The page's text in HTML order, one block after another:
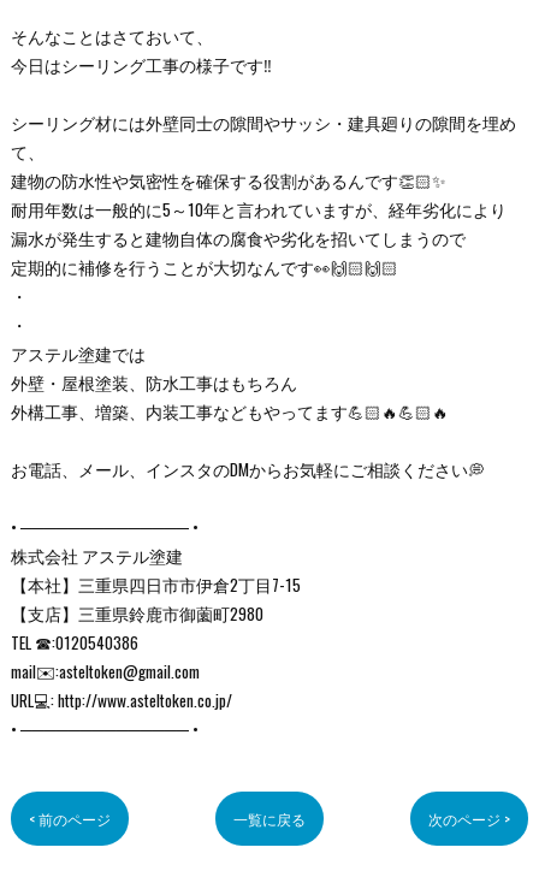
そんなことはさておいて、
今日はシーリング工事の様子です‼
シーリング材には外壁同士の隙間やサッシ・建具廻りの隙間を埋め
て、
建物の防水性や気密性を確保する役割があるんです👏🏻✨
耐用年数は一般的に5～10年と言われていますが、経年劣化により
漏水が発生すると建物自体の腐食や劣化を招いてしまうので
定期的に補修を行うことが大切なんです👀🙌🏻🙌🏻
・
・
アステル塗建では
外壁・屋根塗装、防水工事はもちろん
外構工事、増築、内装工事などもやってます💪🏻🔥💪🏻🔥
お電話、メール、インスタのDMからお気軽にご相談ください💭
• ────────────── •
株式会社 アステル塗建
【本社】三重県四日市市伊倉2丁目7-15
【支店】三重県鈴鹿市御薗町2980
TEL ☎:0120540386
mail✉️:asteltoken@gmail.com
URL💻: http://www.asteltoken.co.jp/
• ────────────── •
< 前のページ 一覧に戻る 次のページ >